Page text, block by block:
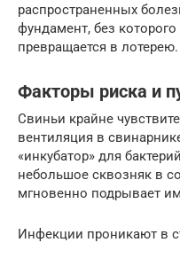
распространенных
фундамент, без
превращается в лотерею.
Факторы риска и
Свиньи крайне
вентиляция в
«инкубатор» для
небольшое сквозняк в
мгновенно подрывает
Инфекции проникают в